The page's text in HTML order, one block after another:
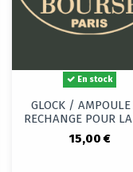
En stock
GLOCK / AMPOULE
RECHANGE POUR
15,00 €